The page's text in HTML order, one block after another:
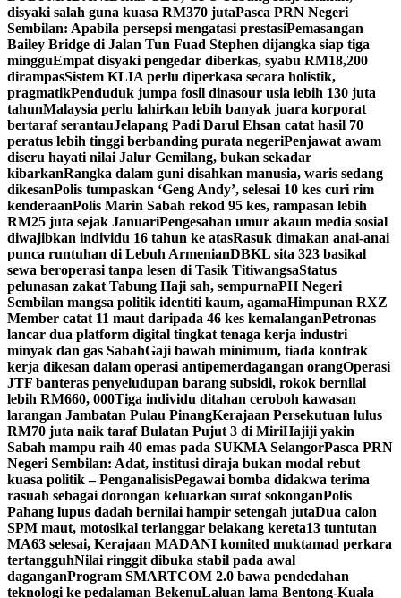
disyaki salah guna kuasa RM370 jutaPasca PRN Negeri
Sembilan: Apabila persepsi mengatasi prestasiPemasangan
Bailey Bridge di Jalan Tun Fuad Stephen dijangka siap tiga
mingguEmpat disyaki pengedar diberkas, syabu RM18,200
dirampasSistem KLIA perlu diperkasa secara holistik,
pragmatikPenduduk jumpa fosil dinasour usia lebih 130 juta
tahunMalaysia perlu lahirkan lebih banyak juara korporat
bertaraf serantauJelapang Padi Darul Ehsan catat hasil 70
peratus lebih tinggi berbanding purata negeriPenjawat awam
diseru hayati nilai Jalur Gemilang, bukan sekadar
kibarkanRangka dalam guni disahkan manusia, waris sedang
dikesanPolis tumpaskan ‘Geng Andy’, selesai 10 kes curi rim
kenderaanPolis Marin Sabah rekod 95 kes, rampasan lebih
RM25 juta sejak JanuariPengesahan umur akaun media sosial
diwajibkan individu 16 tahun ke atasRasuk dimakan anai-anai
punca runtuhan di Lebuh ArmenianDBKL sita 323 basikal
sewa beroperasi tanpa lesen di Tasik TitiwangsaStatus
pelunasan zakat Tabung Haji sah, sempurnaPH Negeri
Sembilan mangsa politik identiti kaum, agamaHimpunan RXZ
Member catat 11 maut daripada 46 kes kemalanganPetronas
lancar dua platform digital tingkat tenaga kerja industri
minyak dan gas SabahGaji bawah minimum, tiada kontrak
kerja dikesan dalam operasi antipemerdagangan orangOperasi
JTF banteras penyeludupan barang subsidi, rokok bernilai
lebih RM660, 000Tiga individu ditahan ceroboh kawasan
larangan Jambatan Pulau PinangKerajaan Persekutuan lulus
RM70 juta naik taraf Bulatan Pujut 3 di MiriHajiji yakin
Sabah mampu raih 40 emas pada SUKMA SelangorPasca PRN
Negeri Sembilan: Adat, institusi diraja bukan modal rebut
kuasa politik – PenganalisisPegawai bomba didakwa terima
rasuah sebagai dorongan keluarkan surat sokonganPolis
Pahang lupus dadah bernilai hampir setengah jutaDua calon
SPM maut, motosikal terlanggar belakang kereta13 tuntutan
MA63 selesai, Kerajaan MADANI komited muktamad perkara
tertangguhNilai ringgit dibuka stabil pada awal
daganganProgram SMARTCOM 2.0 bawa pendedahan
teknologi ke pedalaman BekenuLaluan lama Bentong-Kuala